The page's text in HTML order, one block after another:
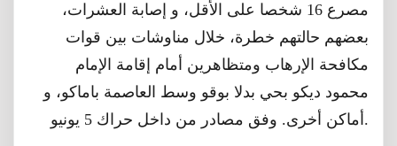
مصرع 16 شخصا على الأقل، و إصابة العشرات،
بعضهم حالتهم خطرة، خلال مناوشات بين قوات
مكافحة الإرهاب ومتظاهرين أمام إقامة الإمام
محمود ديكو بحي بدلا بوقو وسط العاصمة باماكو، و
أماكن أخرى. وفق مصادر من داخل حراك 5 يونيو.